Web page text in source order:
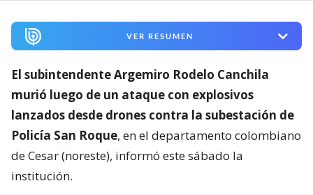
VER RESUMEN
El subintendente Argemiro Rodelo Canchila
murió luego de un ataque con explosivos
lanzados desde drones contra la subestación de
Policía San Roque, en el departamento colombiano
de Cesar (noreste), informó este sábado la
institución.